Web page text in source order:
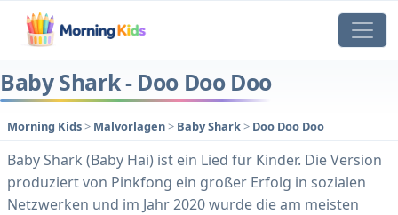
Baby Shark - Doo Doo Doo
Morning Kids> Malvorlagen> Baby Shark> Doo Doo Doo
Baby Shark (Baby Hai) ist ein Lied für Kinder. Die Version
produziert von Pinkfong ein großer Erfolg in sozialen
Netzwerken und im Jahr 2020 wurde die am meisten